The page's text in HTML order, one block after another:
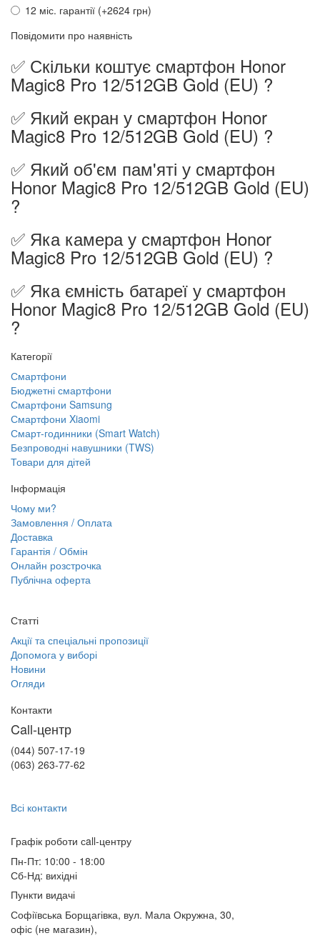
12 міс. гарантії (+2624 грн)
Повідомити про наявність
✅ Скільки коштує смартфон Honor
Magic8 Pro 12/512GB Gold (EU) ?
✅ Який екран у смартфон Honor
Magic8 Pro 12/512GB Gold (EU) ?
✅ Який об'єм пам'яті у смартфон
Honor Magic8 Pro 12/512GB Gold (EU)
?
✅ Яка камера у смартфон Honor
Magic8 Pro 12/512GB Gold (EU) ?
✅ Яка ємність батареї у смартфон
Honor Magic8 Pro 12/512GB Gold (EU)
?
Категорії
Смартфони
Бюджетні смартфони
Смартфони Samsung
Смартфони Xiaomi
Смарт-годинники (Smart Watch)
Безпроводні навушники (TWS)
Товари для дітей
Інформація
Чому ми?
Замовлення / Оплата
Доставка
Гарантія / Обмін
Онлайн розстрочка
Публічна оферта
Статті
Акції та спеціальні пропозиції
Допомога у виборі
Новини
Огляди
Контакти
Call-центр
(044) 507-17-19
(063) 263-77-62
Всі контакти
Графік роботи сall-центру
Пн-Пт: 10:00 - 18:00
Сб-Нд: вихідні
Пункти видачі
Софіївська Борщагівка, вул. Мала Окружна, 30,
офіс (не магазин),